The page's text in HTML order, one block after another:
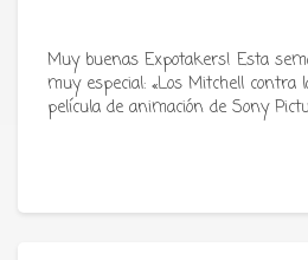
Muy buenas Expotakers! Esta
muy especial: «Los Mitchell contra
película de animación de Sony